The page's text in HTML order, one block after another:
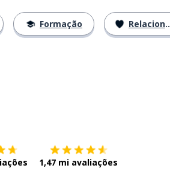
Formação Relacionamentos
1,47 mi avaliações